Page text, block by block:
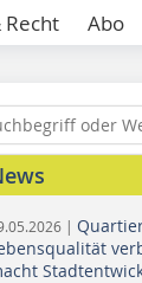
Abo
|